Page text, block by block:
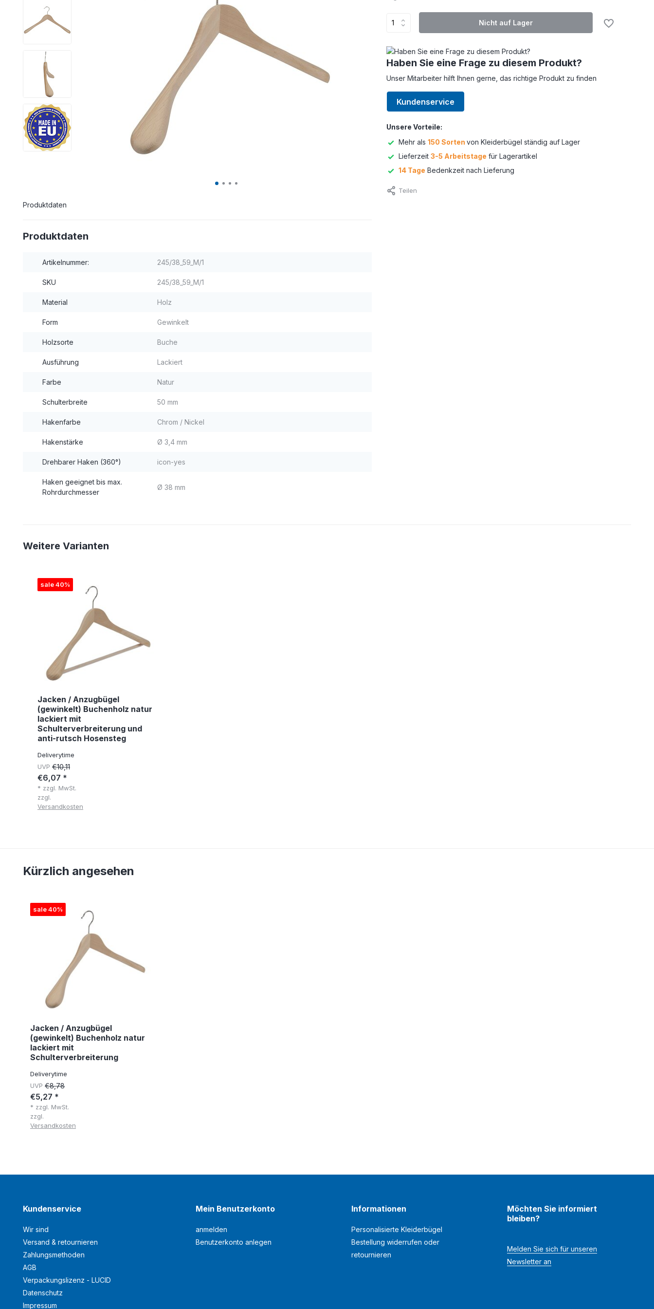
Produktdaten
Produktdaten
Artikelnummer: 245/38_59_M/1
SKU 245/38_59_M/1
Material Holz
Form Gewinkelt
Holzsorte Buche
Ausführung Lackiert
Farbe Natur
Schulterbreite 50 mm
Hakenfarbe Chrom / Nickel
Hakenstärke Ø 3,4 mm
Drehbarer Haken (360°) icon-yes
Haken geeignet bis max.
Rohrdurchmesser
Ø 38 mm
Nicht auf Lager
Haben Sie eine Frage zu diesem Produkt?
Unser Mitarbeiter hilft Ihnen gerne, das richtige Produkt zu finden
Kundenservice
Unsere Vorteile:
Mehr als 150 Sorten von Kleiderbügel ständig auf Lager
Lieferzeit 3-5 Arbeitstage für Lagerartikel
14 Tage Bedenkzeit nach Lieferung
Teilen
Weitere Varianten
sale 40%
Jacken / Anzugbügel
(gewinkelt) Buchenholz natur
lackiert mit
Schulterverbreiterung und
anti-rutsch Hosensteg
Deliverytime
UVP €10,11
€6,07 *
* zzgl. MwSt.
zzgl.
Versandkosten
Kürzlich angesehen
sale 40%
Jacken / Anzugbügel
(gewinkelt) Buchenholz natur
lackiert mit
Schulterverbreiterung
Deliverytime
UVP €8,78
€5,27 *
* zzgl. MwSt.
zzgl.
Versandkosten
Kundenservice
Wir sind
Versand & retournieren
Zahlungsmethoden
AGB
Verpackungslizenz - LUCID
Datenschutz
Impressum
Mein Benutzerkonto
anmelden
Benutzerkonto anlegen
Informationen
Personalisierte Kleiderbügel
Bestellung widerrufen oder
retournieren
Möchten Sie informiert
bleiben?
Melden Sie sich für unseren
Newsletter an